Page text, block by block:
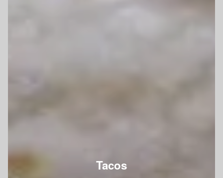
Tacos